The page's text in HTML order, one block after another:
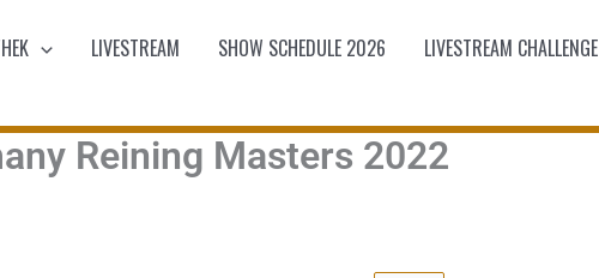
LIVESTREAM SHOW SCHEDULE 2026 LIVESTREAM CHALLENGE
Reining Masters 2022